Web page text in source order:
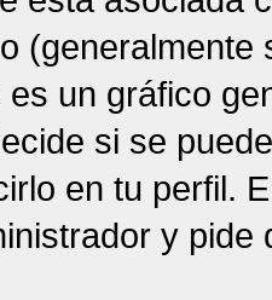
es un gráfico
si se
en tu perfil.
y